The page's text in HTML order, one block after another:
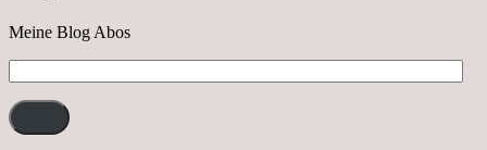
Meine Blog Abos
Mail-
Adresse: